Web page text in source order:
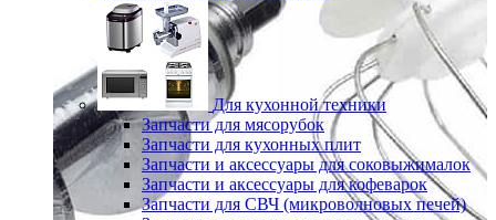
Для кухонной техники
Запчасти для мясорубок
Запчасти для кухонных плит
Запчасти и аксессуары для соковыжималок
Запчасти и аксессуары для кофеварок
Запчасти для СВЧ (микроволновых печей)